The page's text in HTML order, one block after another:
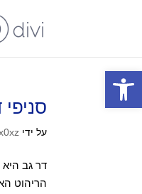
סניפי
על ידי
הריהוט
פתח סרגל נגישות